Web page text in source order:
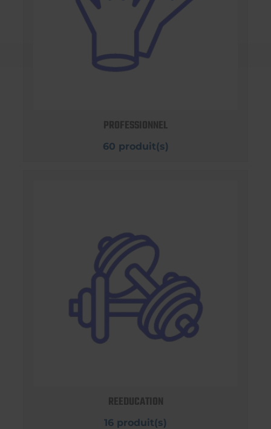
PROFESSIONNEL
60 produit(s)
REEDUCATION
16 produit(s)